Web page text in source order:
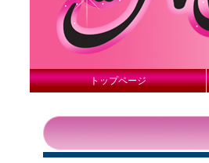
トップページ